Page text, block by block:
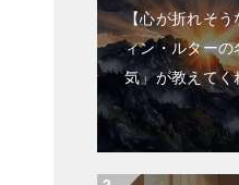
【心が折れそう
ィン・ルターの
気」が教えてく